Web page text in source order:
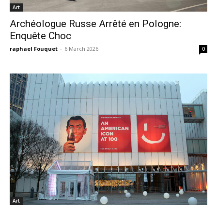
Art
Archéologue Russe Arrêté en Pologne:
Enquête Choc
raphael Fouquet - 6 March 2026 0
Art